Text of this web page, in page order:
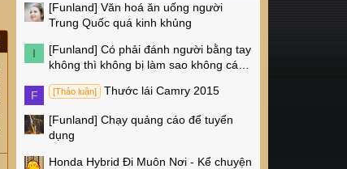
[Funland] Văn hoá ăn uống người
Trung Quốc quá kinh khủng
I [Funland] Có phải đánh người bằng tay
không thì không bị làm sao không các
F
[Thảo luận] Thước lái Camry 2015
[Funland] Chạy quảng cáo để tuyển
dụng
Honda Hybrid Đi Muôn Nơi - Kể chuyện